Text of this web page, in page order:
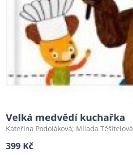
Velká medvědí kuchařka
Kateřina Podoláková; Milada Těšitelová
399 Kč